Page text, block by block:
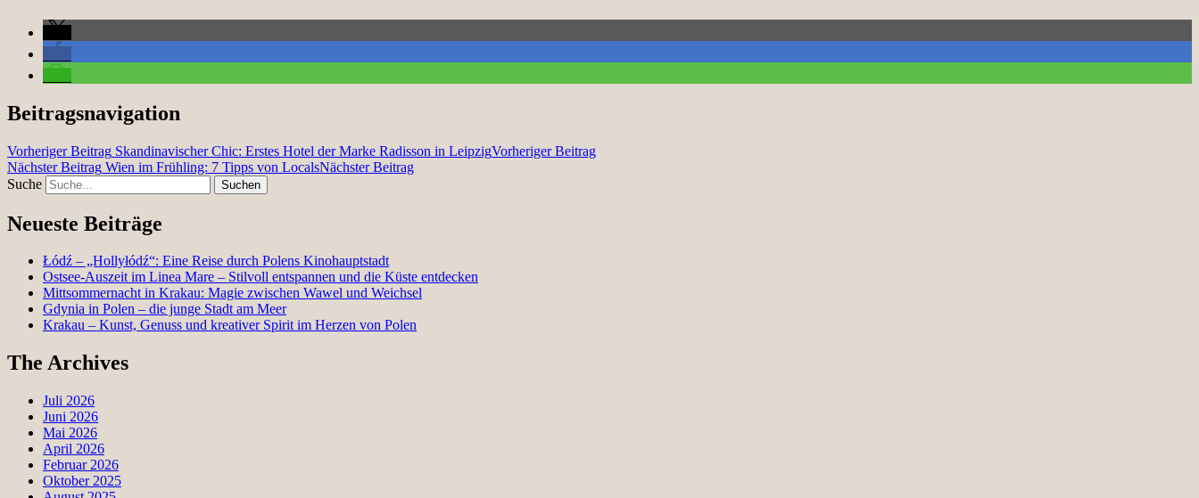
Beitragsnavigation
Vorheriger Beitrag Skandinavischer Chic: Erstes Hotel der Marke Radisson in LeipzigVorheriger Beitrag
Nächster Beitrag Wien im Frühling: 7 Tipps von LocalsNächster Beitrag
Suche
Neueste Beiträge
Łódź – „Hollyłódź“: Eine Reise durch Polens Kinohauptstadt
Ostsee-Auszeit im Linea Mare – Stilvoll entspannen und die Küste entdecken
Mittsommernacht in Krakau: Magie zwischen Wawel und Weichsel
Gdynia in Polen – die junge Stadt am Meer
Krakau – Kunst, Genuss und kreativer Spirit im Herzen von Polen
The Archives
Juli 2026
Juni 2026
Mai 2026
April 2026
Februar 2026
Oktober 2025